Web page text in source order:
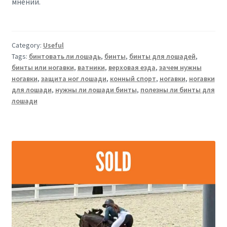
Category: Useful
Tags: бинтовать ли лошадь, бинты, бинты для лошадей,
бинты или ногавки, ватники, верховая езда, зачем нужны
ногавки, защита ног лошади, конный спорт, ногавки, ногавки
для лошади, нужны ли лошади бинты, полезны ли бинты для
лошади